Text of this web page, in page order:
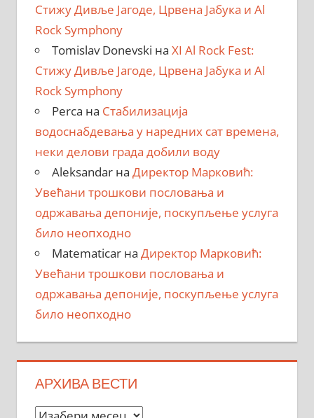
Стижу Дивље Јагоде, Црвена Јабука и Al
Rock Symphony
Tomislav Donevski на XI Al Rock Fest:
Стижу Дивље Јагоде, Црвена Јабука и Al
Rock Symphony
Perca на Стабилизација
водоснабдевања у наредних сат времена,
неки делови града добили воду
Aleksandarна Директор Марковић:
Увећани трошкови пословања и
одржавања депоније, поскупљење услуга
било неопходно
Matematicarна Директор Марковић:
Увећани трошкови пословања и
одржавања депоније, поскупљење услуга
било неопходно
АРХИВА ВЕСТИ